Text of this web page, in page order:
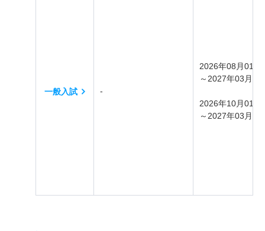
一般入試 ‐
2026年08月01日
～2027年03月31
2026年10月01日
～2027年03月31